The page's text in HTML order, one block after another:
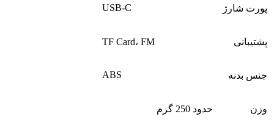
پورت شارژ USB-C
پشتیبانی TF Card، FM
جنس بدنه ABS
وزن حدود 250 گرم